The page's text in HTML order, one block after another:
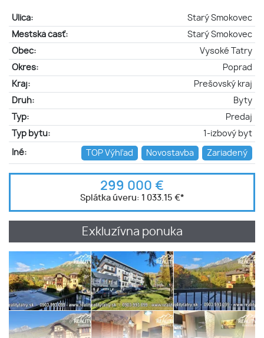
Ulica:
Starý Smokovec
Mestská časť:
Starý Smokovec
Obec:
Vysoké Tatry
Okres:
Poprad
Kraj:
Prešovský kraj
Druh:
Byty
Typ:
Predaj
Typ bytu:
1-izbový byt
Iné: TOP Výhľad Novostavba Zariadený
299 000 €
Splátka úveru: 1 033.15 €*
Exkluzívna ponuka